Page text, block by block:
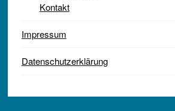
Kontakt
Impressum
Datenschutzerklärung